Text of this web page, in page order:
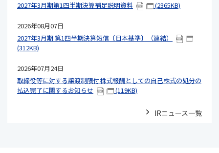
2027年3月期第1四半期決算補足説明資料
(2365KB)
2026年08月07日
2027年3月期 第1四半期決算短信〔日本基準〕（連結）
(312KB)
2026年07月24日
取締役等に対する譲渡制限付株式報酬としての自己株式の処分の
払込完了に関するお知らせ
(119KB)
IRニュース一覧